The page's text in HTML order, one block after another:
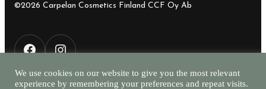
©2026 Carpelan Cosmetics Finland CCF Oy Ab
We use cookies on our website to give you the most relevant
experience by remembering your preferences and repeat visits.